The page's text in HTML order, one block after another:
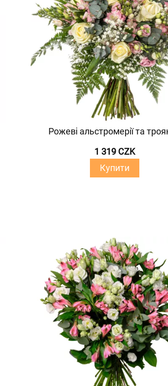
Рожеві альстромерії та
1 319 CZK
Купити